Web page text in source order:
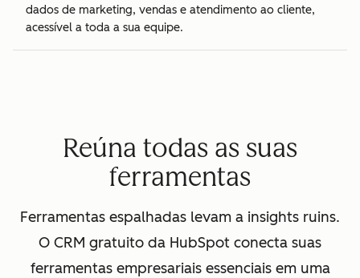
dados de marketing, vendas e atendimento ao cliente,
acessível a toda a sua equipe.
Reúna todas as suas
ferramentas
Ferramentas espalhadas levam a insights ruins.
O CRM gratuito da HubSpot conecta suas
ferramentas empresariais essenciais em uma